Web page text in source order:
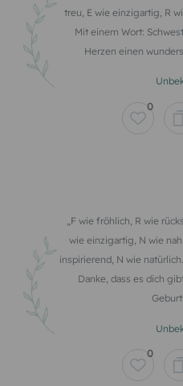
treu, E wie einzigartig, R
Mit einem Wort:
Herzen einen
0
F wie fröhlich, R wie
wie einzigartig, N wie
inspirierend, N wie
Danke, dass es dich
0